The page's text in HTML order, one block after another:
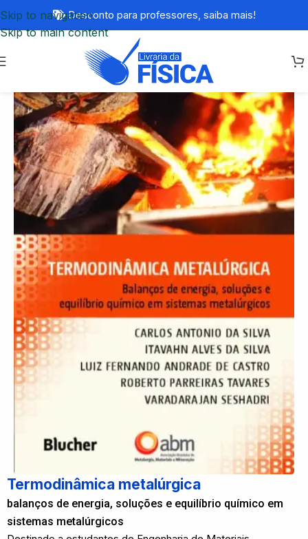
Skip to navigation
Skip to main content
Desconto para professores, saiba mais!
Termodinâmica metalúrgica
balanços de energia, soluções e equilíbrio químico em
sistemas metalúrgicos